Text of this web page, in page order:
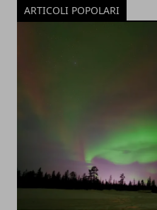
ARTICOLI POPOLARI